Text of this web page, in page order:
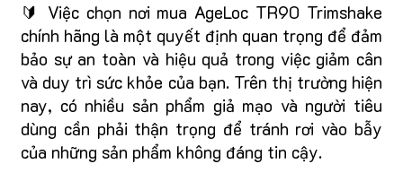
🔰 Việc chọn nơi mua AgeLoc TR90 Trimshake
chính hãng là một quyết định quan trọng để đảm
bảo sự an toàn và hiệu quả trong việc giảm cân
và duy trì sức khỏe của bạn. Trên thị trường hiện
nay, có nhiều sản phẩm giả mạo và người tiêu
dùng cần phải thận trọng để tránh rơi vào bẫy
của những sản phẩm không đáng tin cậy.